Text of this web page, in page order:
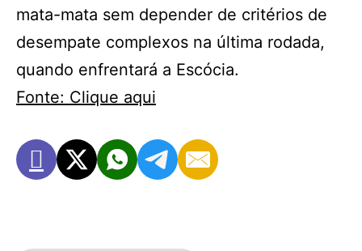
mata-mata sem depender de critérios de
desempate complexos na última rodada,
quando enfrentará a Escócia.
Fonte: Clique aqui